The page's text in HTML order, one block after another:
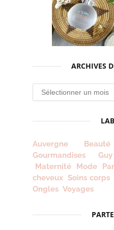
ARCHIVES
Archives
depuis
!
Auvergne Beauté
Gourmandises
Maternité
Mode
cheveux Soins corps
Ongles Voyages